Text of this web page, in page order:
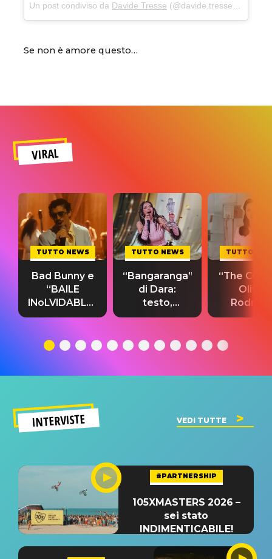
Un post condiviso da Davide Tresse (@davide.tresse) in data:
Se non è amore questo…
VIRAL
TUTTO NEWS
Bad Bunny e
“BAILE
INoLVIDABLE”:
testo,
significato
TUTTO NEWS
“Bangaranga”
di Dara:
testo,
traduzione e
del singolo
TUTTO
“The
Olivia
testo,
INTERVISTE VEDI TUTTE
#PARTNERSHIP
105XMASTERS 2026 –
sei stato
INDIMENTICABILE!